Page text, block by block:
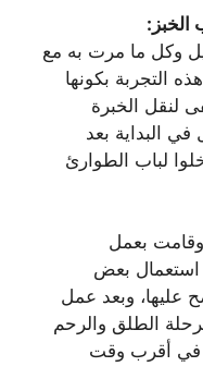
الخبز:
وكل ما مرت به مع
التجربة بكونها
لنقل الخبرة
البداية بعد
لباب الطوارئ
بعمل
استعمال بعض
عليها، وبعد عمل
الطلق والرحم
في أقرب وقت